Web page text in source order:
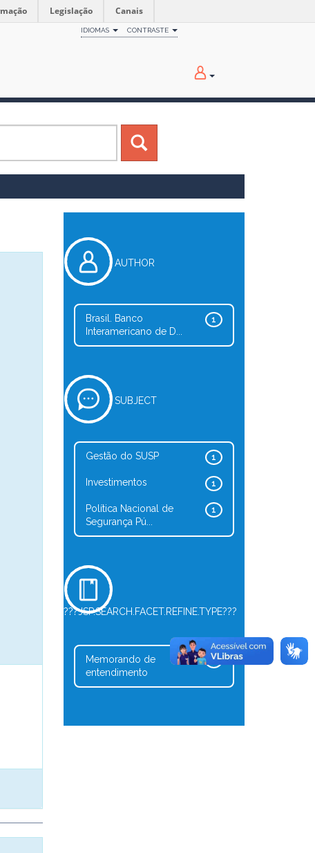
Legislação Canais
IDIOMAS CONTRASTE
AUTHOR
1
Brasil. Banco
Interamericano de D...
SUBJECT
1
Gestão do SUSP
1
Investimentos
1
Política Nacional de
Segurança Pú...
???JSP.SEARCH.FACET.REFINE.TYPE???
1
Memorando de
entendimento